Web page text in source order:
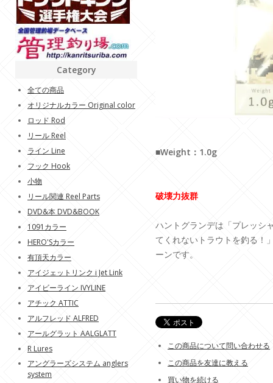
■Weight：1.0g
破壊力抜群
ハントグランデは「プレッシ
てくれないトラウトを釣る！
ーンです。
この商品について問い合わせる
この商品を友達に教える
買い物を続ける
Category
全ての商品
オリジナルカラー Original color
ロッド Rod
リール Reel
ライン Line
フック Hook
小物
リール関連 Reel Parts
DVD&本 DVD&BOOK
1091カラー
HERO'Sカラー
有頂天カラー
アイジェットリンク i Jet Link
アイビーライン IVYLINE
アチック ATTIC
アルフレッド ALFRED
アールグラット AALGLATT
R Lures
アングラーズシステム anglers
system